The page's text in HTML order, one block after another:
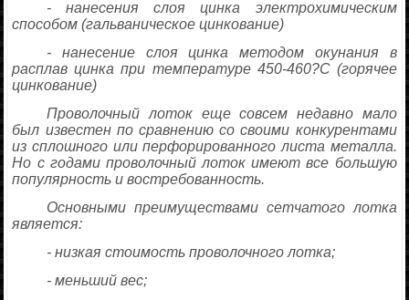
- нанесения слоя цинка электрохимическим
способом (гальваническое цинкование)
- нанесение слоя цинка методом окунания в
расплав цинка при температуре 450-460?С (горячее
цинкование)
Проволочный лоток еще совсем недавно мало
был известен по сравнению со своими конкурентами
из сплошного или перфорированного листа металла.
Но с годами проволочный лоток имеют все большую
популярность и востребованность.
Основными преимуществами сетчатого лотка
является:
- низкая стоимость проволочного лотка;
- меньший вес;